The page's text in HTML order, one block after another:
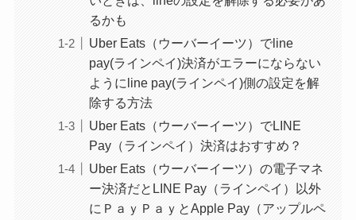
るかも
Uber Eats（ウーバーイーツ）でline
pay(ラインペイ)決済がエラーにならない
ようにline pay(ラインペイ)側の設定を解
除する方法
Uber Eats（ウーバーイーツ）でLINE
Pay（ラインペイ）決済はおすすめ？
Uber Eats（ウーバーイーツ）の電子マネ
ー決済だとLINE Pay（ラインペイ）以外
にＰａｙＰａｙとApple Pay（アップルペ